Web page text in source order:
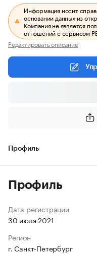
Информация носит
основании данных из
Компания не является
отношений с сервисом
Редактировать описание
Профиль
Профиль
Дата регистрации
30 июля 2021
Регион
г. Санкт-Петербург